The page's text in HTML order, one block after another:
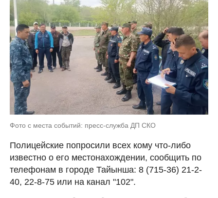
Фото с места событий: пресс-служба ДП СКО
Полицейские попросили всех кому что-либо
известно о его местонахождении, сообщить по
телефонам в городе Тайынша: 8 (715-36) 21-2-
40, 22-8-75 или на канал "102".